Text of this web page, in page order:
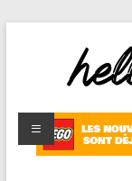
Blog LEGO,
nouveaut�s